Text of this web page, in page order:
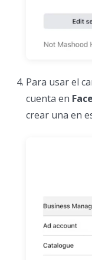
Para usar el
cuenta en
crear una en